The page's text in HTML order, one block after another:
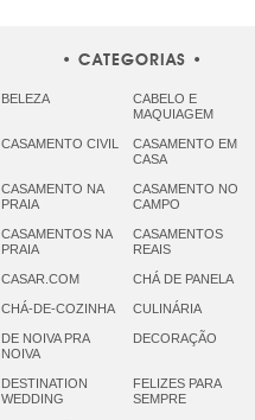
CATEGORIAS
BELEZA
CABELO E
MAQUIAGEM
CASAMENTO CIVIL
CASAMENTO EM
CASA
CASAMENTO NA
PRAIA
CASAMENTO NO
CAMPO
CASAMENTOS NA
PRAIA
CASAMENTOS
REAIS
CASAR.COM CHÁ DE PANELA
CHÁ-DE-COZINHA CULINÁRIA
DE NOIVA PRA
NOIVA
DECORAÇÃO
DESTINATION
WEDDING
FELIZES PARA
SEMPRE